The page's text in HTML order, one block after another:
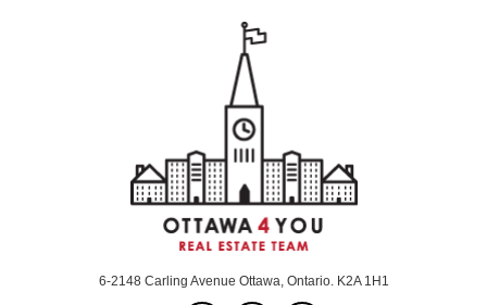
6-2148 Carling Avenue Ottawa, Ontario. K2A 1H1